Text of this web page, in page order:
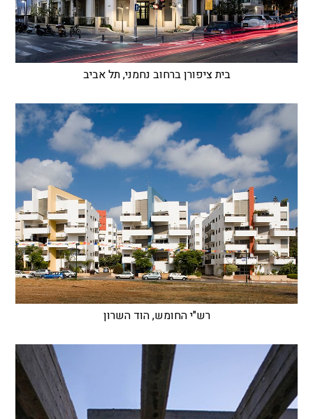
בית ציפורן ברחוב נחמני, תל אביב
רש"י החומש, הוד השרון